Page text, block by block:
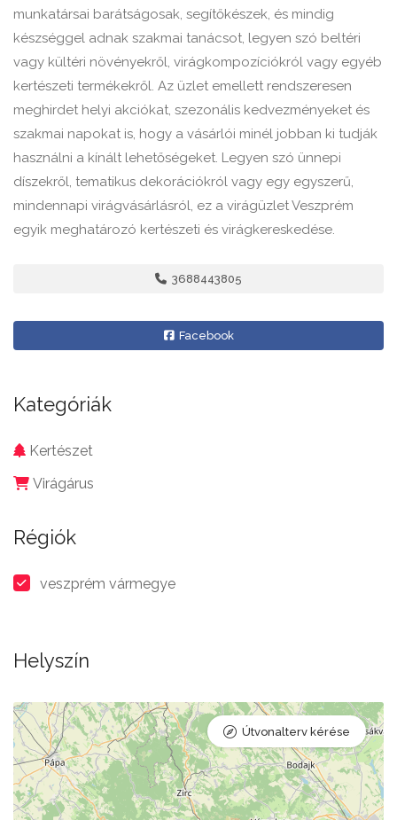
munkatársai barátságosak, segítőkészek, és mindig
készséggel adnak szakmai tanácsot, legyen szó beltéri
vagy kültéri növényekről, virágkompozíciókról vagy egyéb
kertészeti termékekről. Az üzlet emellett rendszeresen
meghirdet helyi akciókat, szezonális kedvezményeket és
szakmai napokat is, hogy a vásárlói minél jobban ki tudják
használni a kínált lehetőségeket. Legyen szó ünnepi
díszekről, tematikus dekorációkról vagy egy egyszerű,
mindennapi virágvásárlásról, ez a virágüzlet Veszprém
egyik meghatározó kertészeti és virágkereskedése.
3688443805
Facebook
Kategóriák
Kertészet
Virágárus
Régiók
veszprém vármegye
Helyszín
Útvonalterv kérése